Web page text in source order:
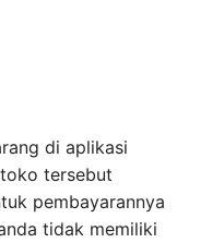
di aplikasi
tersebut
pembayarannya
tidak memiliki